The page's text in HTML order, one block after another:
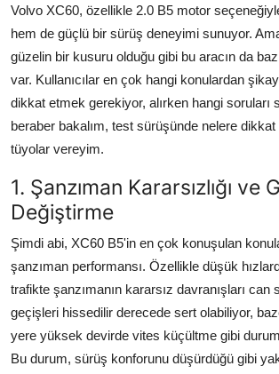
Aydınlatma & Görüş
Şanzıman & Aktarma
Dizel Sistemler
Multimedya & Elektronik
Volvo XC60, özellikle 2.0 B5 motor
hem de güçlü bir sürüş deneyimi sunuyor.
güzelin bir kusuru olduğu gibi bu aracın da
var. Kullanıcılar en çok hangi konulardan
dikkat etmek gerekiyor, alırken hangi soruları
beraber bakalım, test sürüşünde nelere
tüyolar vereyim.
1. Şanzıman Kararsızlığı ve
Değiştirme
Şimdi abi, XC60 B5'in en çok konuşulan
şanzıman performansı. Özellikle düşük
trafikte şanzımanın kararsız davranışları can
geçişleri hissedilir derecede sert olabiliyor,
yere yüksek devirde vites küçültme gibi
Bu durum, sürüş konforunu düşürdüğü gibi